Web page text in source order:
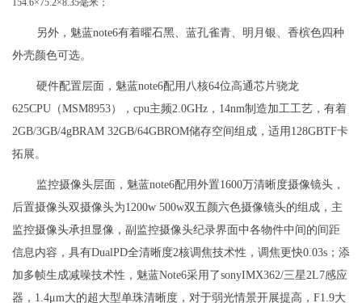
另外，魅蓝note6有着曜石黑、蓝孔雀青、明月银、香槟色四种
外壳颜色可选。
硬件配置层面，魅蓝note6配用八核64位高通芯片骁龙
625CPU（MSM8953），cpu主频2.0GHz，14nm制造加工工艺，有着
2GB/3GB/4gBRAM 32GB/64GBROM储存空间组成，适用128GBTF卡
拓展。
监控摄像头层面，魅蓝note6配用外置1600万清晰度摄像镜头，
后置摄像头双摄像头为1200w 500w双五颜六色摄像镜头的组成，主
监控摄像头承担显像，副监控摄像头纪录界面中各物件中间的间距
信息内容，具有DualPD全清晰度2核调焦技术性，调焦更快0.03s；添
加多帧生成减噪技术性，魅蓝Note6采用了sonyIMX362/三星2L7感应
器，1.4μm大的超大型单珠清晰度，对于弱光情景开展提高，F1.9大